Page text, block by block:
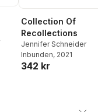
Collection Of
Recollections
Jennifer Schneider
Inbunden, 2021
342 kr